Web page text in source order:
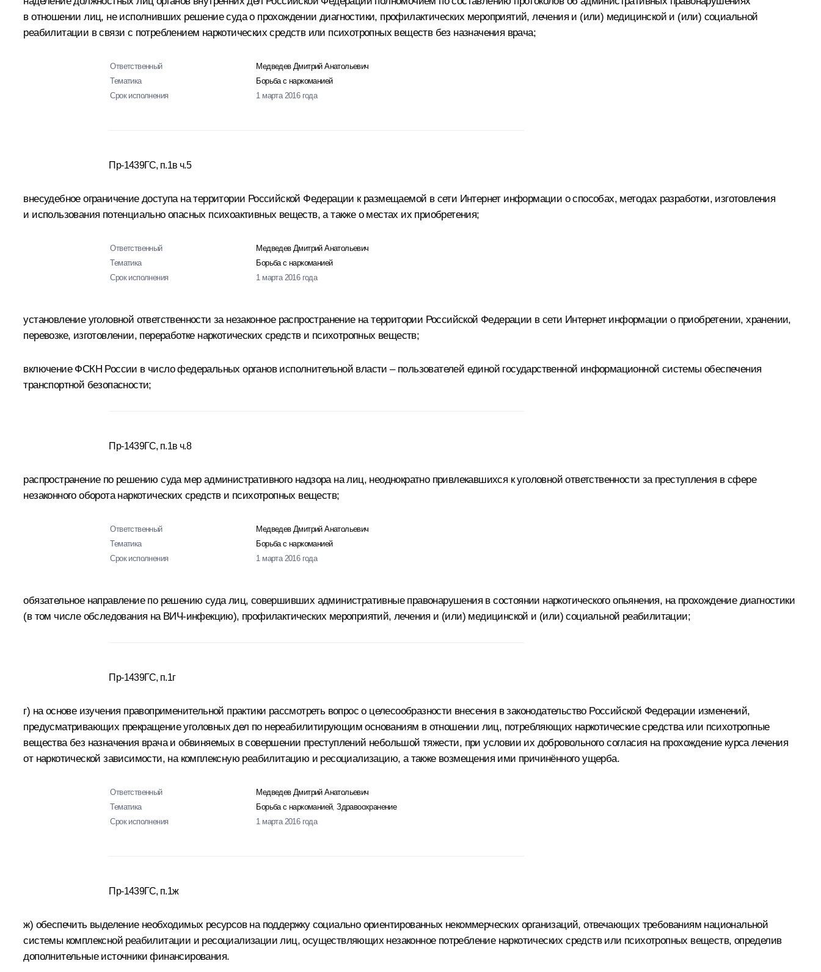
в отношении лиц, не исполнивших решение суда о прохождении диагностики, профилактических мероприятий, лечения и (или) медицинской и (или) социальной
реабилитации в связи с потреблением наркотических средств или психотропных веществ без назначения врача;
Ответственный
Медведев Дмитрий Анатольевич
Тематика
Борьба с наркоманией
Срок исполнения
1 марта 2016 года
Пр-1439ГС, п.1в ч.5
внесудебное ограничение доступа на территории Российской Федерации к размещаемой в сети Интернет информации о способах, методах разработки, изготовления
и использования потенциально опасных психоактивных веществ, а также о местах их приобретения;
Ответственный
Медведев Дмитрий Анатольевич
Тематика
Борьба с наркоманией
Срок исполнения
1 марта 2016 года
установление уголовной ответственности за незаконное распространение на территории Российской Федерации в сети Интернет информации о приобретении, хранении,
перевозке, изготовлении, переработке наркотических средств и психотропных веществ;
включение ФСКН России в число федеральных органов исполнительной власти – пользователей единой государственной информационной системы обеспечения
транспортной безопасности;
Пр-1439ГС, п.1в ч.8
распространение по решению суда мер административного надзора на лиц, неоднократно привлекавшихся к уголовной ответственности за преступления в сфере
незаконного оборота наркотических средств и психотропных веществ;
Ответственный
Медведев Дмитрий Анатольевич
Тематика
Борьба с наркоманией
Срок исполнения
1 марта 2016 года
обязательное направление по решению суда лиц, совершивших административные правонарушения в состоянии наркотического опьянения, на прохождение диагностики
(в том числе обследования на ВИЧ-инфекцию), профилактических мероприятий, лечения и (или) медицинской и (или) социальной реабилитации;
Пр-1439ГС, п.1г
г) на основе изучения правоприменительной практики рассмотреть вопрос о целесообразности внесения в законодательство Российской Федерации изменений,
предусматривающих прекращение уголовных дел по нереабилитирующим основаниям в отношении лиц, потребляющих наркотические средства или психотропные
вещества без назначения врача и обвиняемых в совершении преступлений небольшой тяжести, при условии их добровольного согласия на прохождение курса лечения
от наркотической зависимости, на комплексную реабилитацию и ресоциализацию, а также возмещения ими причинённого ущерба.
Ответственный
Медведев Дмитрий Анатольевич
Тематика
Борьба с наркоманией,Здравоохранение
Срок исполнения
1 марта 2016 года
Пр-1439ГС, п.1ж
ж) обеспечить выделение необходимых ресурсов на поддержку социально ориентированных некоммерческих организаций, отвечающих требованиям национальной
системы комплексной реабилитации и ресоциализации лиц, осуществляющих незаконное потребление наркотических средств или психотропных веществ, определив
дополнительные источники финансирования.